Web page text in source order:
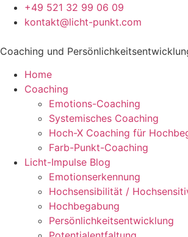
+49 521 32 99 06 09
kontakt@licht-punkt.com
Coaching und
Home
Coaching
Emotions-Coaching
Systemisches Coaching
Hoch-X Coaching für
Farb-Punkt-Coaching
Licht-Impulse Blog
Emotionserkennung
Hochsensibilität /
Hochbegabung
Persönlichkeitsentwicklung